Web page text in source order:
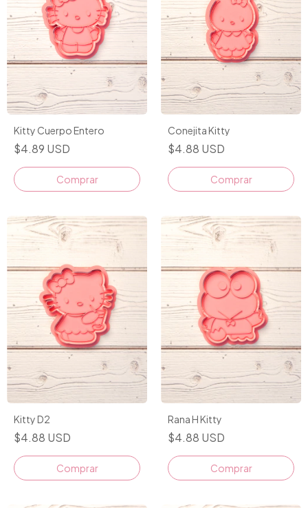
Kitty Cuerpo Entero
$4.89 USD
Comprar
Conejita Kitty
$4.88 USD
Comprar
Kitty D2
$4.88 USD
Comprar
Rana H Kitty
$4.88 USD
Comprar